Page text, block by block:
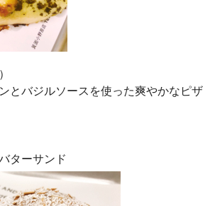
とバジルソースを使った爽やかなピザ
ターサンド